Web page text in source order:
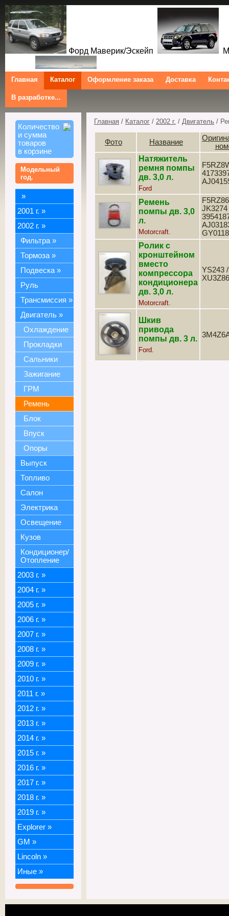
Форд Маверик/Эскейп
Трибют
Ford Maverick/Escape
Tribute Ford Kuga/Escape
Главная Каталог Оформление заказа Доставка
В разработке...
Количество
и сумма
товаров
в корзине
Модельный
год.
»
2001 г. »
2002 г. »
Фильтра »
Тормоза »
Подвеска »
Руль
Трансмиссия »
Двигатель »
Охлаждение
Прокладки
Сальники
Зажигание
ГРМ
Ремень
Блок
Впуск
Опоры
Выпуск
Топливо
Салон
Электрика
Освещение
Кузов
Кондиционер/
Отопление
2003 г. »
2004 г. »
2005 г. »
2006 г. »
2007 г. »
2008 г. »
2009 г. »
2010 г. »
2011 г. »
2012 г. »
2013 г. »
2014 г. »
2015 г. »
2016 г. »
2017 г. »
2018 г. »
2019 г. »
Explorer »
GM »
Lincoln »
Иные »
Главная / Каталог / 2002 г. / Двигатель /
Фото Название
Натяжитель
ремня помпы
дв. 3,0 л.
Ford
Ремень
помпы дв. 3,0
л.
Motorcraft.
JK3274
Ролик с
кронштейном
вместо
компрессора
кондиционера
дв. 3,0 л.
Motorcraft.
YS243 /
Шкив
привода
помпы дв. 3 л.
Ford.